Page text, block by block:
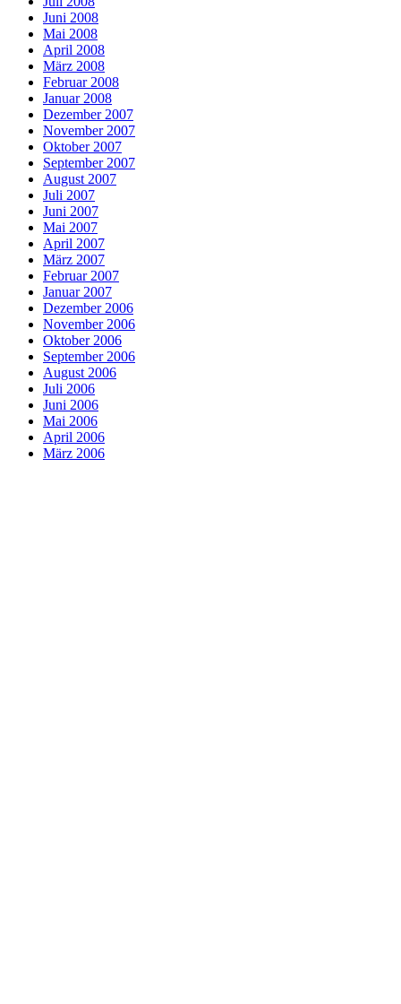
Juni 2008
Mai 2008
April 2008
März 2008
Februar 2008
Januar 2008
Dezember 2007
November 2007
Oktober 2007
September 2007
August 2007
Juli 2007
Juni 2007
Mai 2007
April 2007
März 2007
Februar 2007
Januar 2007
Dezember 2006
November 2006
Oktober 2006
September 2006
August 2006
Juli 2006
Juni 2006
Mai 2006
April 2006
März 2006